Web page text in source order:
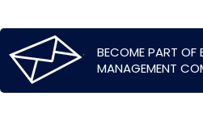
BECOME PART OF
MANAGEMENT